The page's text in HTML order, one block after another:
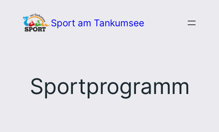
Inhalt
Sport am Tankumsee
Sportprogramm